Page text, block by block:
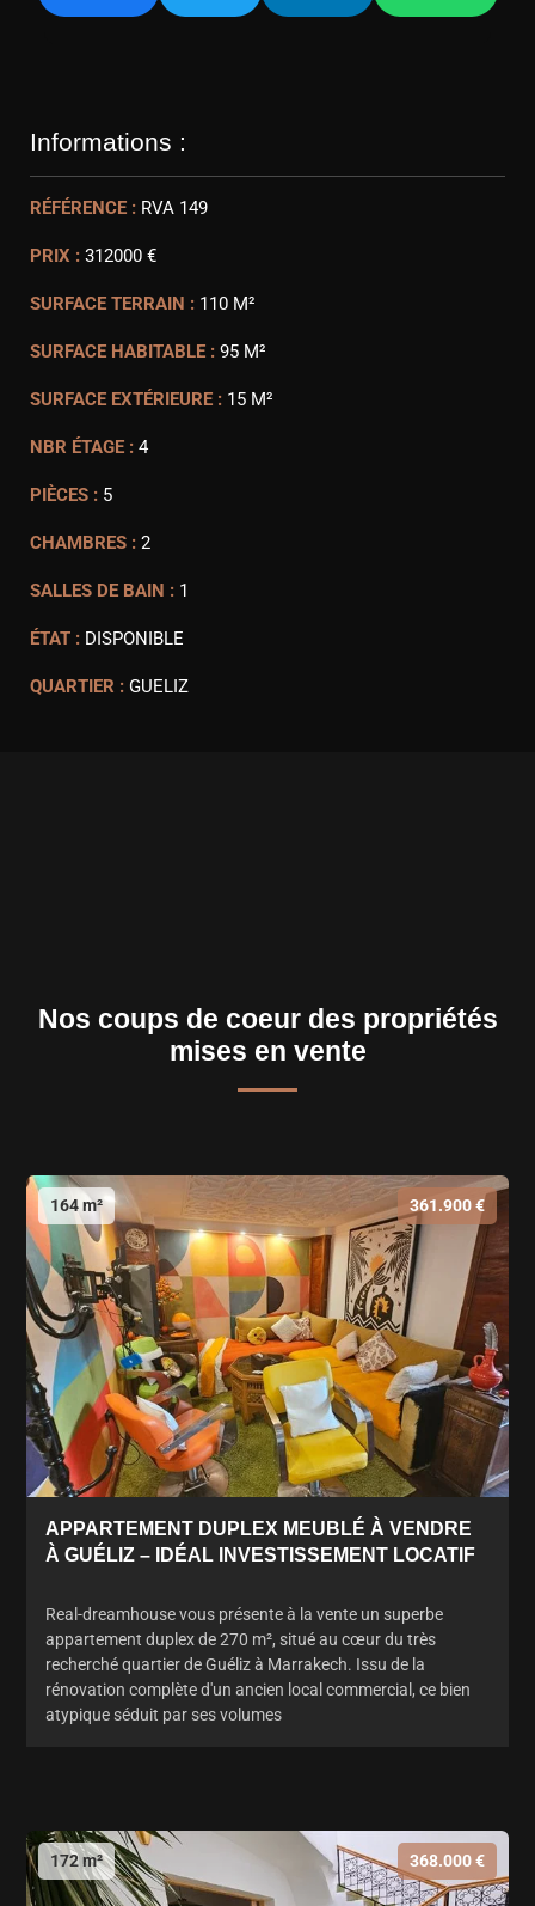
Informations :
RÉFÉRENCE : RVA 149
PRIX : 312000 €
SURFACE TERRAIN : 110 M²
SURFACE HABITABLE : 95 M²
SURFACE EXTÉRIEURE : 15 M²
NBR ÉTAGE : 4
PIÈCES : 5
CHAMBRES : 2
SALLES DE BAIN : 1
ÉTAT : DISPONIBLE
QUARTIER : GUELIZ
Nos coups de coeur des propriétés
mises en vente
164 m² 361.900 €
APPARTEMENT DUPLEX MEUBLÉ À VENDRE
À GUÉLIZ – IDÉAL INVESTISSEMENT LOCATIF
Real-dreamhouse vous présente à la vente un superbe
appartement duplex de 270 m², situé au cœur du très
recherché quartier de Guéliz à Marrakech. Issu de la
rénovation complète d'un ancien local commercial, ce bien
atypique séduit par ses volumes
172 m² 368.000 €